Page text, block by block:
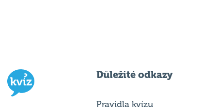
Důležité odkazy
Pravidla kvízu